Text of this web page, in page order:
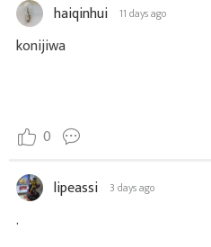
haiqinhui 11 days ago
konijiwa
0
lipeassi 3 days ago
.